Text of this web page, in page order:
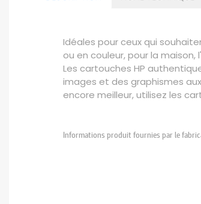
Idéales pour ceux qui
ou en couleur, pour la maison,
Les cartouches HP
images et des graphismes
encore meilleur, utilisez les
Informations produit fournies par le